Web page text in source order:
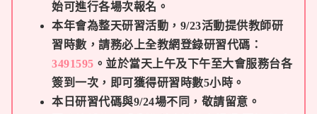
始可進行各場次報名。
本年會為整天研習活動， 9/23活動提供教師研
習時數，請務必上全教網登錄研習代碼：
3491595 。並於當天上午及下午至大會服務台各
簽到一次，即可獲得研習時數5小時。
本日研習代碼與9/24場不同，敬請留意。